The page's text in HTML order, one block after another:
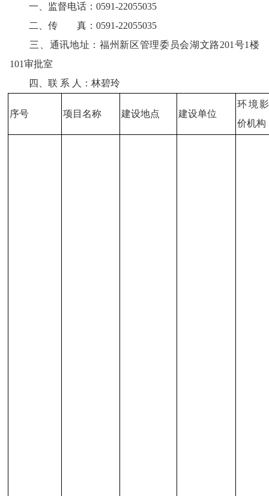
一、监督电话： 0591-22055035
二、传 真： 0591-22055035
三、通讯地址：福州新区管理委员会湖文路201号1楼
101审批室
四、联 系 人：林碧玲
序号 项目名称 建设地点 建设单位
环境
价机构